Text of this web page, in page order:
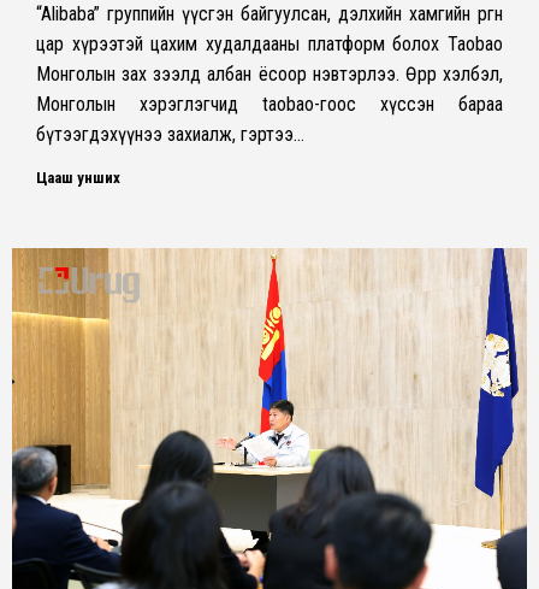
“Alibaba” группийн үүсгэн байгуулсан, дэлхийн хамгийн өргөн
цар хүрээтэй цахим худалдааны платформ болох Taobao
Монголын зах зээлд албан ёсоор нэвтэрлээ. Өөрөөр хэлбэл,
Монголын хэрэглэгчид taobao-гоос хүссэн бараа
бүтээгдэхүүнээ захиалж, гэртээ…
Цааш унших